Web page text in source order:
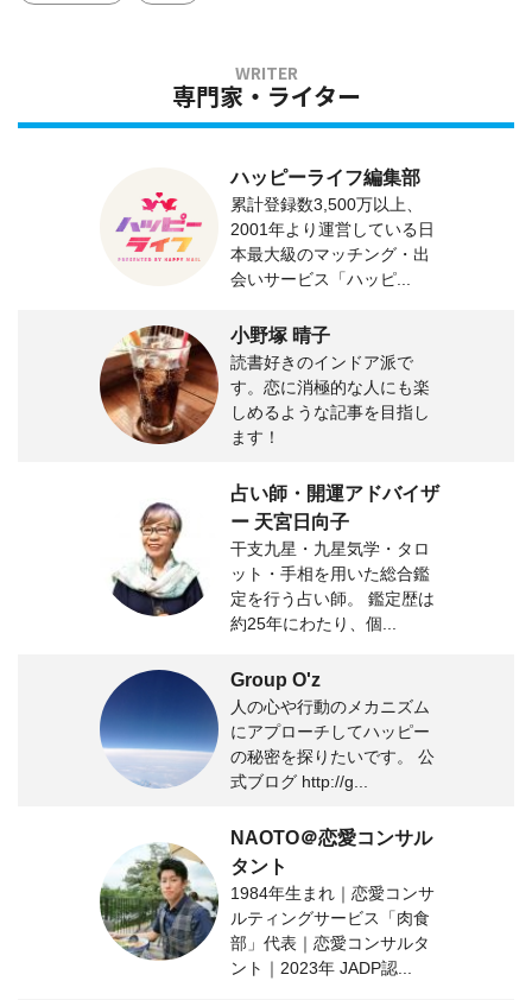
専門家・ライター
ハッピーライフ編集部
累計登録数3,500万以上、
2001年より運営している日
本最大級のマッチング・出
会いサービス「ハッピ...
小野塚 晴子
読書好きのインドア派で
す。恋に消極的な人にも楽
しめるような記事を目指し
ます！
占い師・開運アドバイザ
ー 天宮日向子
干支九星・九星気学・タロ
ット・手相を用いた総合鑑
定を行う占い師。 鑑定歴は
約25年にわたり、個...
Group O'z
人の心や行動のメカニズム
にアプローチしてハッピー
の秘密を探りたいです。 公
式ブログ http://g...
NAOTO＠恋愛コンサル
タント
1984年生まれ｜恋愛コンサ
ルティングサービス「肉食
部」代表｜恋愛コンサルタ
ント｜2023年 JADP認...